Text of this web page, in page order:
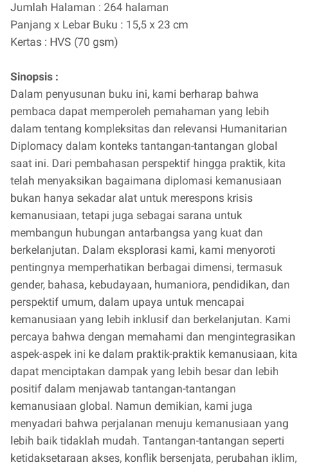
Jumlah Halaman : 264 halaman
Panjang x Lebar Buku : 15,5 x 23 cm
Kertas : HVS (70 gsm)
Sinopsis :
Dalam penyusunan buku ini, kami berharap bahwa
pembaca dapat memperoleh pemahaman yang lebih
dalam tentang kompleksitas dan relevansi Humanitarian
Diplomacy dalam konteks tantangan-tantangan global
saat ini. Dari pembahasan perspektif hingga praktik, kita
telah menyaksikan bagaimana diplomasi kemanusiaan
bukan hanya sekadar alat untuk merespons krisis
kemanusiaan, tetapi juga sebagai sarana untuk
membangun hubungan antarbangsa yang kuat dan
berkelanjutan. Dalam eksplorasi kami, kami menyoroti
pentingnya memperhatikan berbagai dimensi, termasuk
gender, bahasa, kebudayaan, humaniora, pendidikan, dan
perspektif umum, dalam upaya untuk mencapai
kemanusiaan yang lebih inklusif dan berkelanjutan. Kami
percaya bahwa dengan memahami dan mengintegrasikan
aspek-aspek ini ke dalam praktik-praktik kemanusiaan, kita
dapat menciptakan dampak yang lebih besar dan lebih
positif dalam menjawab tantangan-tantangan
kemanusiaan global. Namun demikian, kami juga
menyadari bahwa perjalanan menuju kemanusiaan yang
lebih baik tidaklah mudah. Tantangan-tantangan seperti
ketidaksetaraan akses, konflik bersenjata, perubahan iklim,